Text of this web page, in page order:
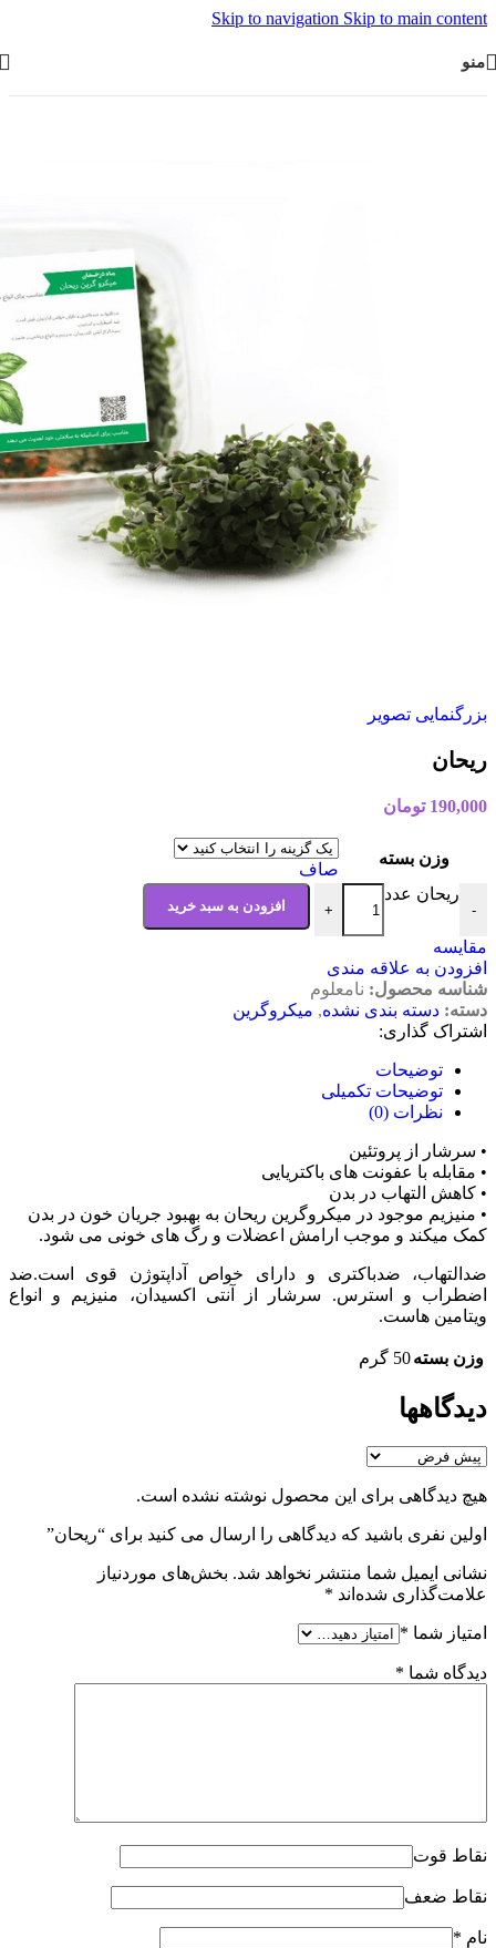
Skip to navigation Skip to main content
منو
بزرگنمایی تصویر
ریحان
190,000 تومان
وزن بسته
صاف
-
ریحان عدد
+ افزودن به سبد خرید
مقایسه
افزودن به علاقه مندی
شناسه محصول: نامعلوم
دسته: دسته بندی نشده, میکروگرین
اشتراک گذاری:
توضیحات
توضیحات تکمیلی
نظرات (0)
• سرشار از پروتئین
• مقابله با عفونت های باکتریایی
• کاهش التهاب در بدن
• منیزیم موجود در میکروگرین ریحان به بهبود جریان خون در بدن
کمک میکند و موجب ارامش اعضلات و رگ های خونی می شود.
ضدالتهاب، ضدباکتری و دارای خواص آداپتوژن قوی است.ضد
اضطراب و استرس. سرشار از آنتی اکسیدان، منیزیم و انواع
ویتامین هاست.
وزن بسته50 گرم
دیدگاهها
هیچ دیدگاهی برای این محصول نوشته نشده است.
اولین نفری باشید که دیدگاهی را ارسال می کنید برای “ریحان”
نشانی ایمیل شما منتشر نخواهد شد. بخش‌های موردنیاز
علامت‌گذاری شده‌اند *
امتیاز شما *
دیدگاه شما *
نقاط قوت
نقاط ضعف
نام *